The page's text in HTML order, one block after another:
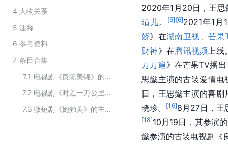
4 人物关系
5 注释
6 参考资料
7 条目合集
7.1
电视剧《良陈美锦》的演职员
7.2
电视剧《时差一万公里》的演职人员
7.3
微短剧《她独美》的主要演职人员
2020年1月20日，王思
晴儿。 [5] [6]2021年1月
娇》在湖南卫视
芒果
财神》在腾讯视频 上线
万万遍》在芒果TV播
思懿主演的古装爱情电
日，王思懿主演的喜
晓珍。
[16]8月27日，王
[18]10月19日，其参演
懿参演的古装电视剧《